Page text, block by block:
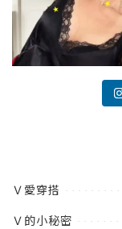
Ｖ愛穿搭
Ｖ的小秘密